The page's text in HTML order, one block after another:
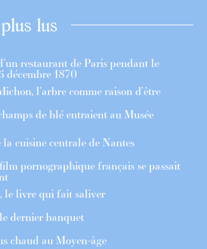
lus
restaurant de Paris pendant le
décembre 1870
l’arbre comme raison d’être
de blé entraient au Musée
cuisine centrale de Nantes
pornographique français se passait
le livre qui fait saliver
dernier banquet
chaud au Moyen-âge